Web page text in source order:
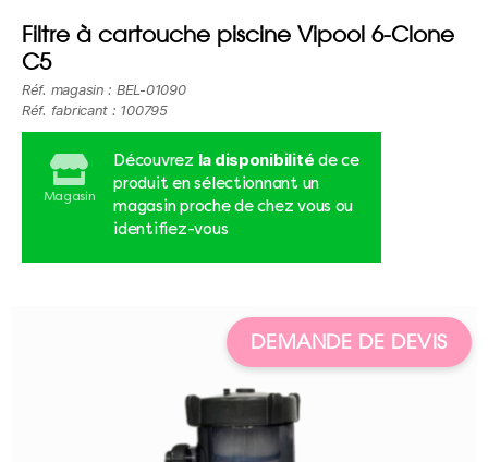
Filtre à cartouche piscine Vipool 6-Clone
C5
Réf. magasin : BEL-01090
Réf. fabricant : 100795
Magasin
Découvrez la disponibilité de ce
produit en sélectionnant un
magasin proche de chez vous ou
identifiez-vous
DEMANDE DE DEVIS